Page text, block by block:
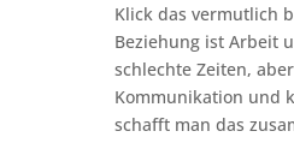
Klick das vermutlich
Beziehung ist Arbeit
schlechte Zeiten,
Kommunikation und
schafft man das